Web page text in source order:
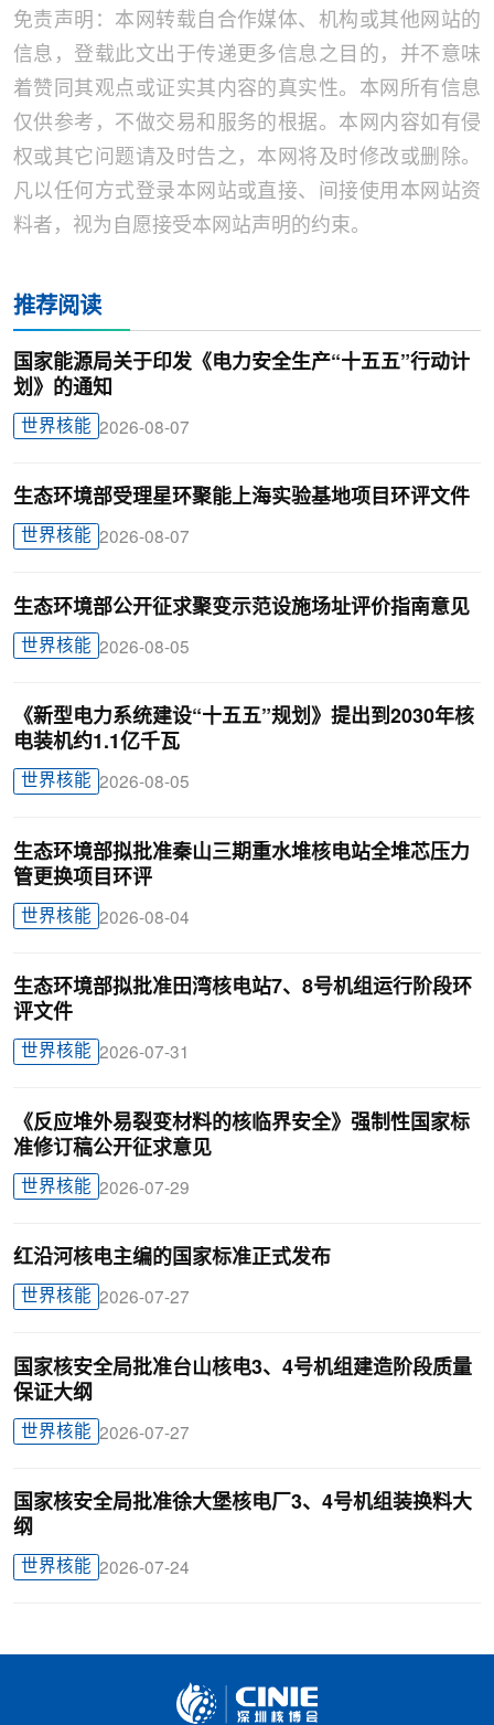
免责声明：本网转载自合作媒体、机构或其他网站的
信息，登载此文出于传递更多信息之目的，并不意味
着赞同其观点或证实其内容的真实性。本网所有信息
仅供参考，不做交易和服务的根据。本网内容如有侵
权或其它问题请及时告之，本网将及时修改或删除。
凡以任何方式登录本网站或直接、间接使用本网站资
料者，视为自愿接受本网站声明的约束。
推荐阅读
国家能源局关于印发《电力安全生产“十五五”行动计
划》的通知
世界核能 2026-08-07
生态环境部受理星环聚能上海实验基地项目环评文件
世界核能 2026-08-07
生态环境部公开征求聚变示范设施场址评价指南意见
世界核能 2026-08-05
《新型电力系统建设“十五五”规划》提出到2030年核
电装机约1.1亿千瓦
世界核能 2026-08-05
生态环境部拟批准秦山三期重水堆核电站全堆芯压力
管更换项目环评
世界核能 2026-08-04
生态环境部拟批准田湾核电站7、8号机组运行阶段环
评文件
世界核能 2026-07-31
《反应堆外易裂变材料的核临界安全》强制性国家标
准修订稿公开征求意见
世界核能 2026-07-29
红沿河核电主编的国家标准正式发布
世界核能 2026-07-27
国家核安全局批准台山核电3、4号机组建造阶段质量
保证大纲
世界核能 2026-07-27
国家核安全局批准徐大堡核电厂3、4号机组装换料大
纲
世界核能 2026-07-24